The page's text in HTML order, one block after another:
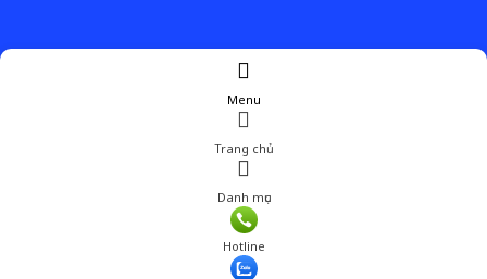
Menu
Trang chủ
Danh mục
Hotline